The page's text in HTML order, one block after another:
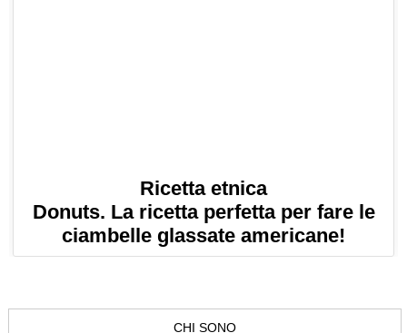
Ricetta etnica
Donuts. La ricetta perfetta per fare le
ciambelle glassate americane!
CHI SONO